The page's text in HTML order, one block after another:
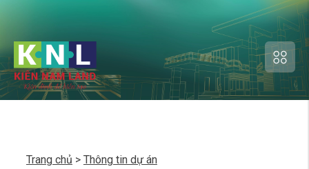
Trang chủ > Thông tin dự án